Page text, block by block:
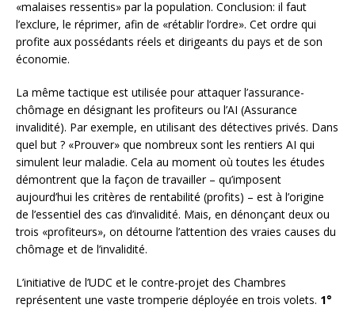
«malaises ressentis» par la population. Conclusion: il faut
l’exclure, le réprimer, afin de «rétablir l’ordre». Cet ordre qui
profite aux possédants réels et dirigeants du pays et de son
économie.
La même tactique est utilisée pour attaquer l’assurance-
chômage en désignant les profiteurs ou l’AI (Assurance
invalidité). Par exemple, en utilisant des détectives privés. Dans
quel but ? «Prouver» que nombreux sont les rentiers AI qui
simulent leur maladie. Cela au moment où toutes les études
démontrent que la façon de travailler – qu’imposent
aujourd’hui les critères de rentabilité (profits) ­– est à l’origine
de l’essentiel des cas d’invalidité. Mais, en dénonçant deux ou
trois «profiteurs», on détourne l’attention des vraies causes du
chômage et de l’invalidité.
L’initiative de l’UDC et le contre-projet des Chambres
représentent une vaste tromperie déployée en trois volets. 1°